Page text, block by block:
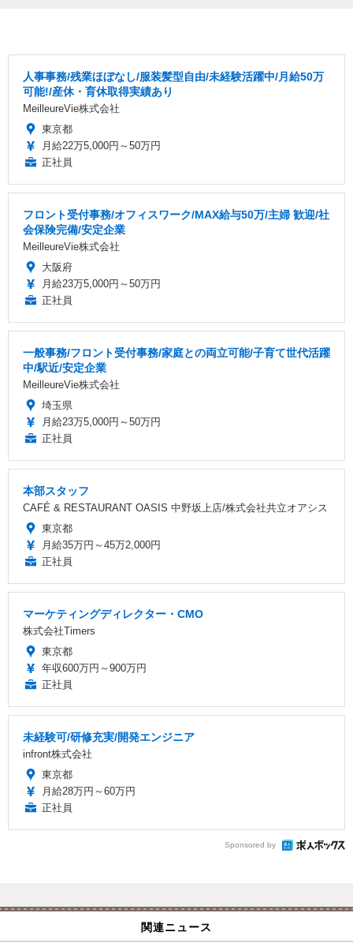
人事事務/残業ほぼなし/服装髪型自由/未経験活躍中/月給50万
可能!/産休・育休取得実績あり
MeilleureVie株式会社
東京都
月給22万5,000円～50万円
正社員
フロント受付事務/オフィスワーク/MAX給与50万/主婦 歓迎/社
会保険完備/安定企業
MeilleureVie株式会社
大阪府
月給23万5,000円～50万円
正社員
一般事務/フロント受付事務/家庭との両立可能/子育て世代活躍
中/駅近/安定企業
MeilleureVie株式会社
埼玉県
月給23万5,000円～50万円
正社員
本部スタッフ
CAFÉ & RESTAURANT OASIS 中野坂上店/株式会社共立オアシス
東京都
月給35万円～45万2,000円
正社員
マーケティングディレクター・CMO
株式会社Timers
東京都
年収600万円～900万円
正社員
未経験可/研修充実/開発エンジニア
infront株式会社
東京都
月給28万円～60万円
正社員
Sponsored by
関連ニュース